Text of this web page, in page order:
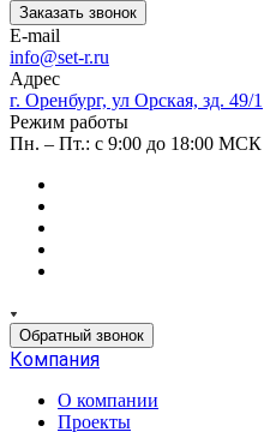
Заказать звонок
E-mail
info@set-r.ru
Адрес
г. Оренбург, ул Орская, зд. 49/1
Режим работы
Пн. – Пт.: с 9:00 до 18:00 МСК
Обратный звонок
Компания
О компании
Проекты